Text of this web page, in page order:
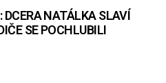
NATÁLKA SLAVÍ
SE POCHLUBILI